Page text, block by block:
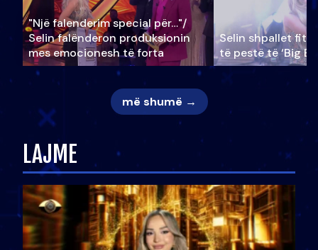
"Një falenderim special për…"/
Selin falënderon produksionin
mes emocionesh të forta
Selin shpallet
të pestë të ‘Big
më shumë →
LAJME